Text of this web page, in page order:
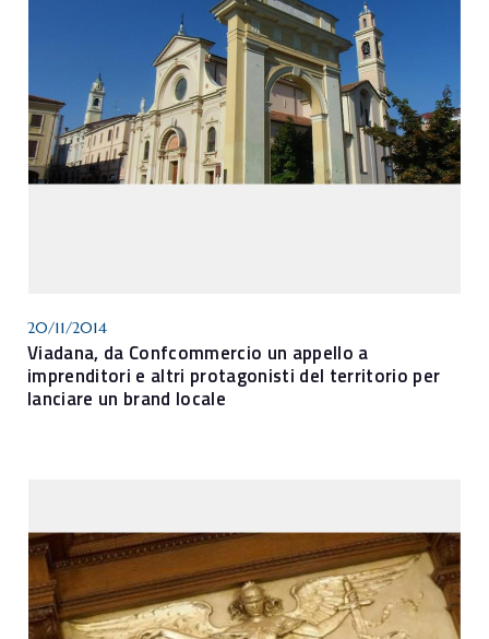
20/11/2014
Viadana, da Confcommercio un appello a
imprenditori e altri protagonisti del territorio per
lanciare un brand locale